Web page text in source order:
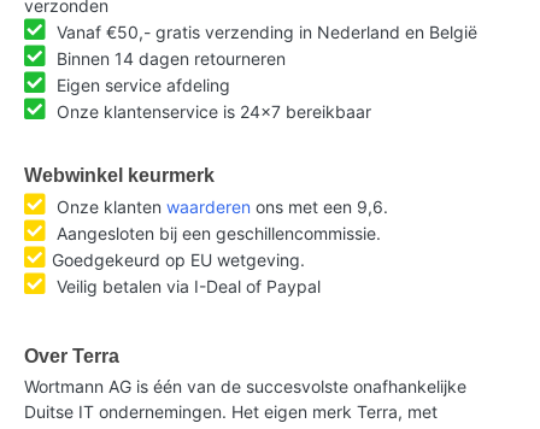
verzonden
Vanaf €50,- gratis verzending in Nederland en België
Binnen 14 dagen retourneren
Eigen service afdeling
Onze klantenservice is 24x7 bereikbaar
Webwinkel keurmerk
Onze klanten waarderen ons met een 9,6.
Aangesloten bij een geschillencommissie.
Goedgekeurd op EU wetgeving.
Veilig betalen via I-Deal of Paypal
Over Terra
Wortmann AG is één van de succesvolste onafhankelijke
Duitse IT ondernemingen. Het eigen merk Terra, met